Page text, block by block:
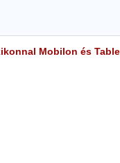
Mobilon és